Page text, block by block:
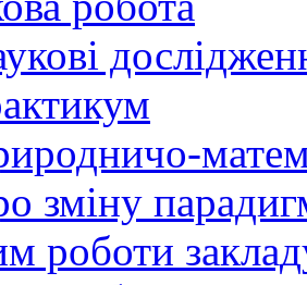
зміну
роботи